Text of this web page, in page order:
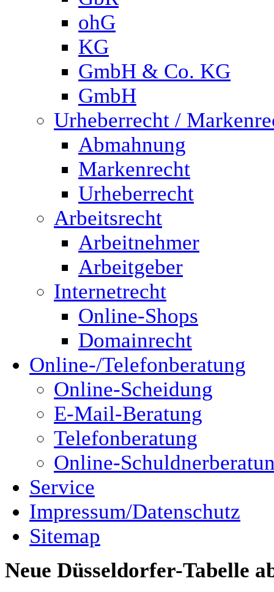
ohG
KG
GmbH & Co. KG
GmbH
Urheberrecht /
Abmahnung
Markenrecht
Urheberrecht
Arbeitsrecht
Arbeitnehmer
Arbeitgeber
Internetrecht
Online-Shops
Domainrecht
Online-/Telefonberatung
Online-Scheidung
E-Mail-Beratung
Telefonberatung
Online-
Service
Impressum/Datenschutz
Sitemap
Neue Düsseldorfer-Tabelle